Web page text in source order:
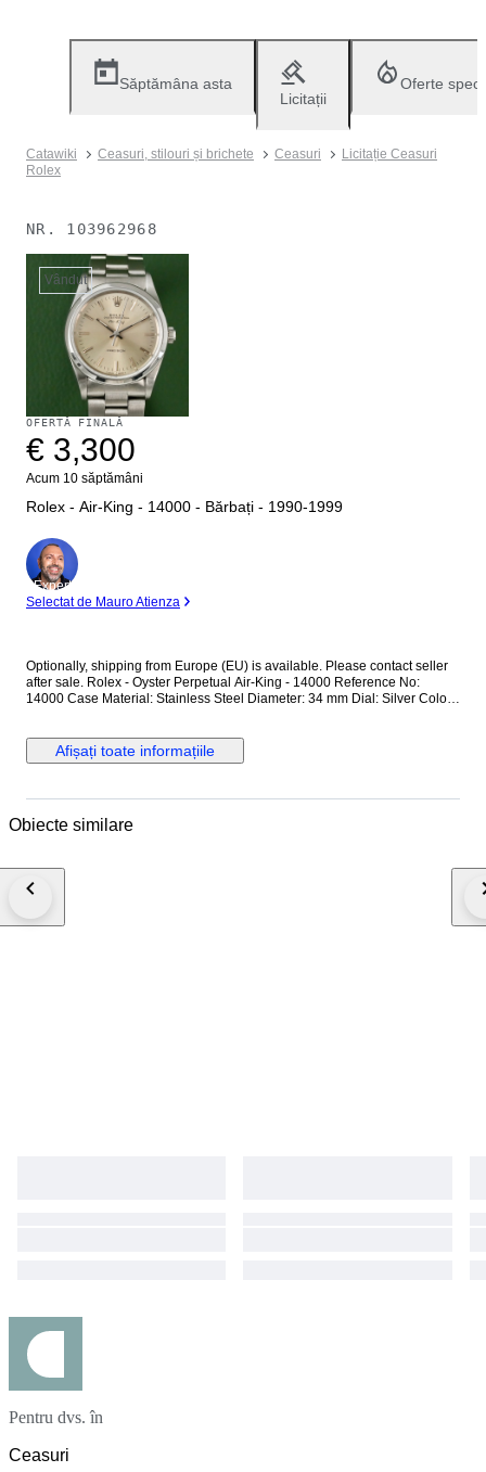
Săptămâna asta
Licitații
Oferte
Catawiki Ceasuri, stilouri și brichete Ceasuri
Licitație Ceasuri
Rolex
NR. 103962968
Vândut
OFERTĂ FINALĂ
€ 3,300
Acum 10 săptămâni
Rolex - Air-King - 14000 - Bărbați - 1990-1999
Expert
Selectat de Mauro Atienza
Optionally, shipping from Europe (EU) is available. Please contact seller
after sale. Rolex - Oyster Perpetual Air-King - 14000 Reference No:
14000 Case Material: Stainless Steel Diameter: 34 mm Dial: Silver Colour
wrist approximately Clasp: Hidden Deployment Case Back: Solid
Condition: Worn & Very good condition Movement: Automatic Functions:
appears in the photos is my shooting platform.) **I will use FedEX / Ups
as possible (takes usually 3-5 days *we don't guarantee water resistance
Afișați toate informațiile
Obiecte similare
Pentru dvs. în
Ceasuri